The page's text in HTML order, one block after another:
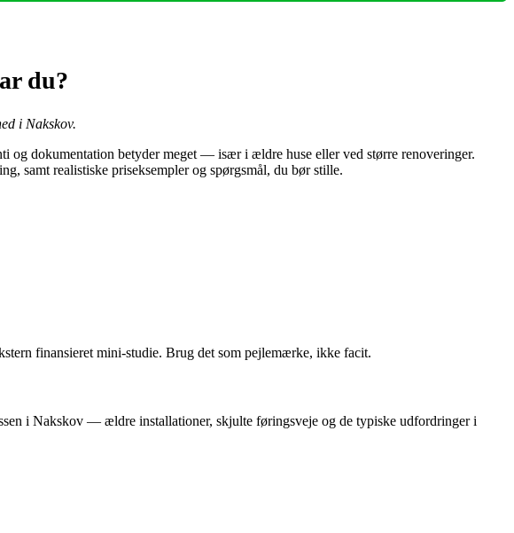
du?
i Nakskov.
og dokumentation betyder meget — især i ældre huse eller ved større renoveringer.
samt realistiske priseksempler og spørgsmål, du bør stille.
finansieret mini‑studie. Brug det som pejlemærke, ikke facit.
i Nakskov — ældre installationer, skjulte føringsveje og de typiske udfordringer i